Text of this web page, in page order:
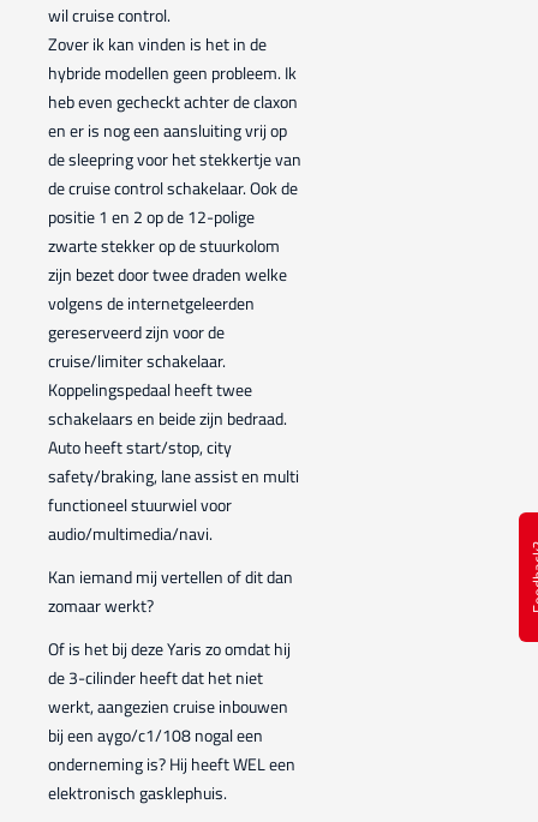
wil cruise control.
Zover ik kan vinden is het in de
hybride modellen geen probleem. Ik
heb even gecheckt achter de claxon
en er is nog een aansluiting vrij op
de sleepring voor het stekkertje van
de cruise control schakelaar. Ook de
positie 1 en 2 op de 12-polige
zwarte stekker op de stuurkolom
zijn bezet door twee draden welke
volgens de internetgeleerden
gereserveerd zijn voor de
cruise/limiter schakelaar.
Koppelingspedaal heeft twee
schakelaars en beide zijn bedraad.
Auto heeft start/stop, city
safety/braking, lane assist en multi
functioneel stuurwiel voor
audio/multimedia/navi.
Kan iemand mij vertellen of dit dan
zomaar werkt?
Of is het bij deze Yaris zo omdat hij
de 3-cilinder heeft dat het niet
werkt, aangezien cruise inbouwen
bij een aygo/c1/108 nogal een
onderneming is? Hij heeft WEL een
elektronisch gasklephuis.